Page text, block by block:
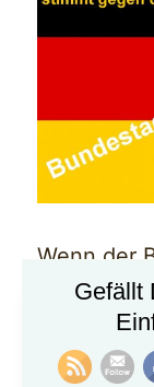
Wenn der
von der
steigt der
Gefällt